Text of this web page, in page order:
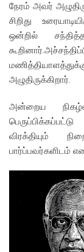
நேரம் அவர்
சிறிது
ஒன்றில்
அழுதிருக்கிறார்.
அன்றைய
விரக்தியும்
பார்ப்பவர்களிடம்